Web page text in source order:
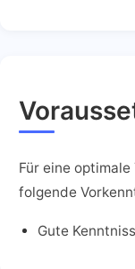
Für eine
folgende
Gute